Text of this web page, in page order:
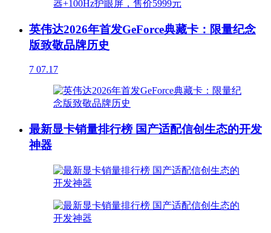
英伟达2026年首发GeForce典藏卡：限量纪念
版致敬品牌历史
7 07.17
最新显卡销量排行榜 国产适配信创生态的开发
神器